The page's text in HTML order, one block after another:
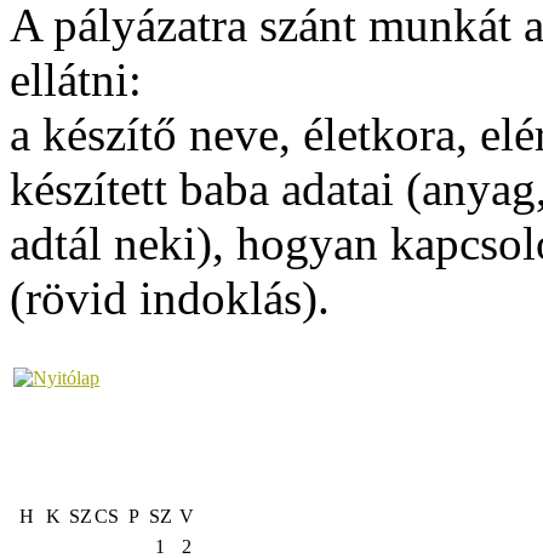
A pályázatra szánt
ellátni:
a készítő neve, életkora,
készített baba adatai
adtál neki), hogyan
(rövid indoklás).
H K SZCS P SZ V
1
2